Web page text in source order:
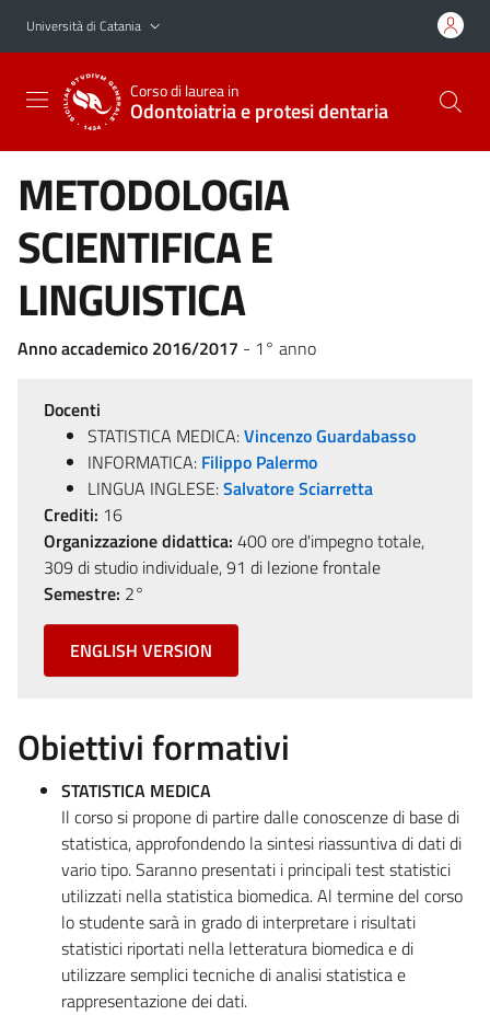
Vai al contenuto principale
Vai al menu di navigazione
Università di Catania
Corso di laurea in
Odontoiatria e protesi dentaria
METODOLOGIA
SCIENTIFICA E
LINGUISTICA
Anno accademico 2016/2017 - 1° anno
Docenti
STATISTICA MEDICA:Vincenzo Guardabasso
INFORMATICA: Filippo Palermo
LINGUA INGLESE:Salvatore Sciarretta
Crediti: 16
Organizzazione didattica: 400 ore d'impegno totale,
309 di studio individuale, 91 di lezione frontale
Semestre: 2°
ENGLISH VERSION
Obiettivi formativi
STATISTICA MEDICA
Il corso si propone di partire dalle conoscenze di base di
statistica, approfondendo la sintesi riassuntiva di dati di
vario tipo. Saranno presentati i principali test statistici
utilizzati nella statistica biomedica. Al termine del corso
lo studente sarà in grado di interpretare i risultati
statistici riportati nella letteratura biomedica e di
utilizzare semplici tecniche di analisi statistica e
rappresentazione dei dati.